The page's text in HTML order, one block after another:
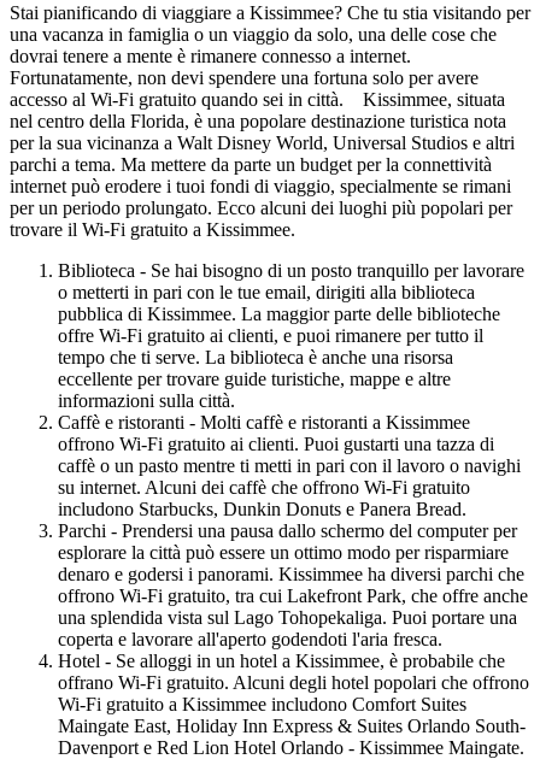
Stai pianificando di viaggiare a Kissimmee? Che tu stia visitando per
una vacanza in famiglia o un viaggio da solo, una delle cose che
dovrai tenere a mente è rimanere connesso a internet.
Fortunatamente, non devi spendere una fortuna solo per avere
accesso al Wi-Fi gratuito quando sei in città. Kissimmee, situata
nel centro della Florida, è una popolare destinazione turistica nota
per la sua vicinanza a Walt Disney World, Universal Studios e altri
parchi a tema. Ma mettere da parte un budget per la connettività
internet può erodere i tuoi fondi di viaggio, specialmente se rimani
per un periodo prolungato. Ecco alcuni dei luoghi più popolari per
trovare il Wi-Fi gratuito a Kissimmee.
Biblioteca - Se hai bisogno di un posto tranquillo per lavorare
o metterti in pari con le tue email, dirigiti alla biblioteca
pubblica di Kissimmee. La maggior parte delle biblioteche
offre Wi-Fi gratuito ai clienti, e puoi rimanere per tutto il
tempo che ti serve. La biblioteca è anche una risorsa
eccellente per trovare guide turistiche, mappe e altre
informazioni sulla città.
Caffè e ristoranti - Molti caffè e ristoranti a Kissimmee
offrono Wi-Fi gratuito ai clienti. Puoi gustarti una tazza di
caffè o un pasto mentre ti metti in pari con il lavoro o navighi
su internet. Alcuni dei caffè che offrono Wi-Fi gratuito
includono Starbucks, Dunkin Donuts e Panera Bread.
Parchi - Prendersi una pausa dallo schermo del computer per
esplorare la città può essere un ottimo modo per risparmiare
denaro e godersi i panorami. Kissimmee ha diversi parchi che
offrono Wi-Fi gratuito, tra cui Lakefront Park, che offre anche
una splendida vista sul Lago Tohopekaliga. Puoi portare una
coperta e lavorare all'aperto godendoti l'aria fresca.
Hotel - Se alloggi in un hotel a Kissimmee, è probabile che
offrano Wi-Fi gratuito. Alcuni degli hotel popolari che offrono
Wi-Fi gratuito a Kissimmee includono Comfort Suites
Maingate East, Holiday Inn Express & Suites Orlando South-
Davenport e Red Lion Hotel Orlando - Kissimmee Maingate.